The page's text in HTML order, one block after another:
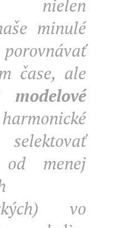
nielen
minulé
čase, ale
modelové
od menej
vo